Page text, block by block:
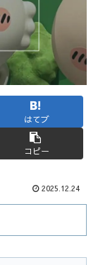
はてブ
コピー
2025.12.24